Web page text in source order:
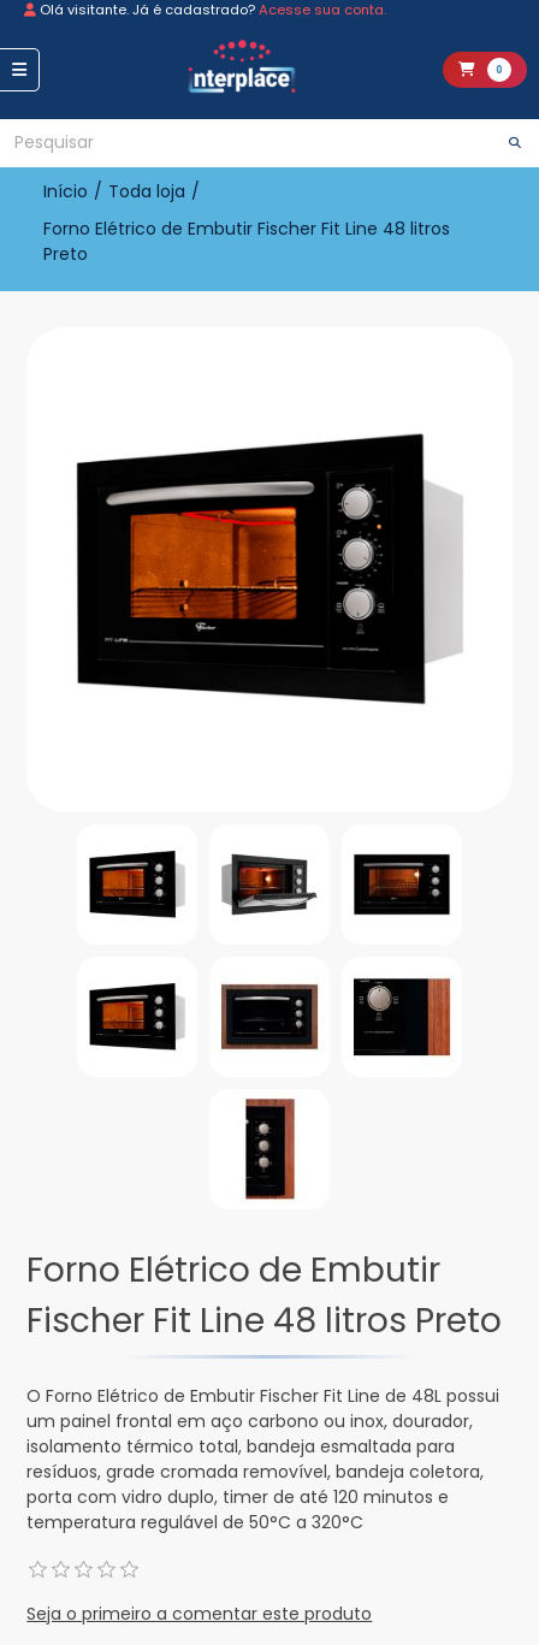
Olá visitante. Já é cadastrado?Acesse sua conta.
0
Início / Toda loja /
Forno Elétrico de Embutir Fischer Fit Line 48 litros
Preto
Forno Elétrico de Embutir
Fischer Fit Line 48 litros Preto
O Forno Elétrico de Embutir Fischer Fit Line de 48L possui
um painel frontal em aço carbono ou inox, dourador,
isolamento térmico total, bandeja esmaltada para
resíduos, grade cromada removível, bandeja coletora,
porta com vidro duplo, timer de até 120 minutos e
temperatura regulável de 50°C a 320°C
Seja o primeiro a comentar este produto